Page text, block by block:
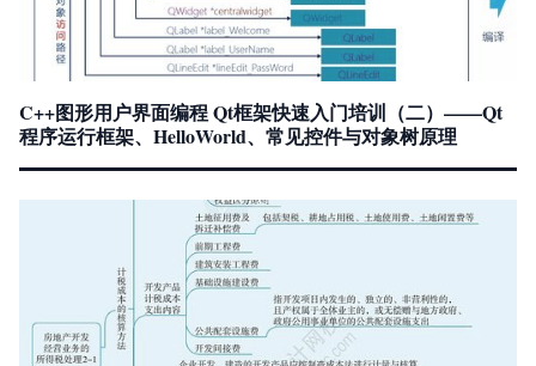
C++图形用户界面编程 Qt框架快速入门培训（二）——Qt
程序运行框架、HelloWorld、常见控件与对象树原理